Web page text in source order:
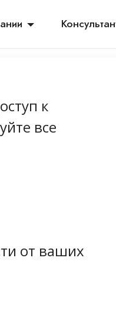
к
все
от ваших